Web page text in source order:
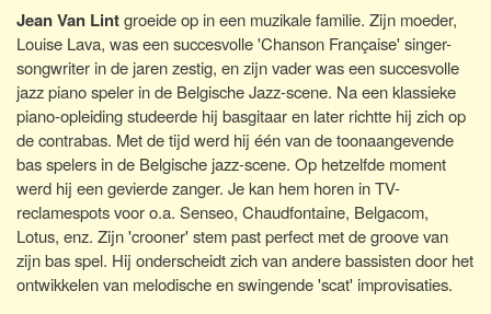
Jean Van Lintgroeide op in een muzikale familie. Zijn moeder,
Louise Lava, was een succesvolle 'Chanson Française' singer-
songwriter in de jaren zestig, en zijn vader was een succesvolle
jazz piano speler in de Belgische Jazz-scene. Na een klassieke
piano-opleiding studeerde hij basgitaar en later richtte hij zich op
de contrabas. Met de tijd werd hij één van de toonaangevende
bas spelers in de Belgische jazz-scene. Op hetzelfde moment
werd hij een gevierde zanger. Je kan hem horen in TV-
reclamespots voor o.a. Senseo, Chaudfontaine, Belgacom,
Lotus, enz. Zijn 'crooner' stem past perfect met de groove van
zijn bas spel. Hij onderscheidt zich van andere bassisten door het
ontwikkelen van melodische en swingende 'scat' improvisaties.